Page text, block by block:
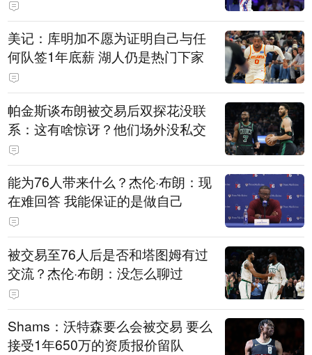
美记：库明加不愿为证明自己与任
何队签1年底薪 湖人仍是热门下家
帕金斯谈布朗被交易后双探花没联
系：这有啥惊讶？他们场外没私交
能为76人带来什么？杰伦·布朗：现
在难回答 我能保证的是做自己
被交易至76人后是否和塔图姆有过
交流？杰伦·布朗：没怎么聊过
Shams：沃特森要么会被交易 要么
接受1年650万的资质报价留队